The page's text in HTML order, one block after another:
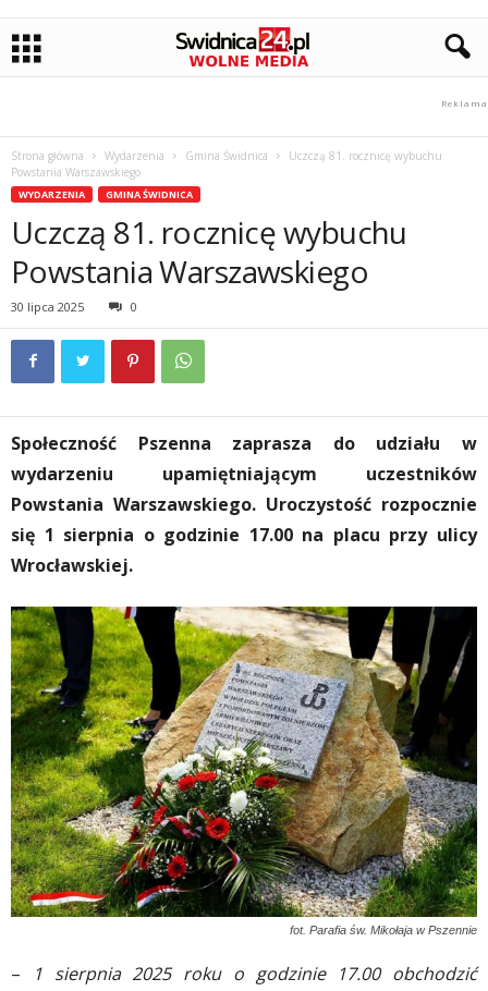
Strona główna Wydarzenia Gmina Świdnica
Uczczą 81. rocznicę wybuchu
Powstania Warszawskiego
WYDARZENIA GMINA ŚWIDNICA
Uczczą 81. rocznicę wybuchu
Powstania Warszawskiego
30 lipca 2025 0
Społeczność Pszenna zaprasza do udziału w
wydarzeniu upamiętniającym uczestników
Powstania Warszawskiego. Uroczystość rozpocznie
się 1 sierpnia o godzinie 17.00 na placu przy ulicy
Wrocławskiej.
fot. Parafia św. Mikołaja w Pszennie
–
1 sierpnia 2025 roku o godzinie 17.00 obchodzić